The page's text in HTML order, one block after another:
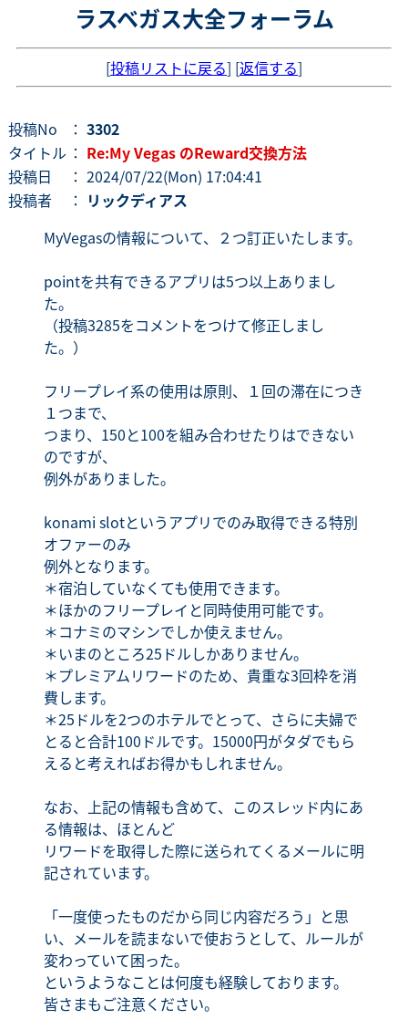
ラスベガス大全フォーラム
[投稿リストに戻る] [返信する]
投稿No ： 3302
タイトル ： Re:My Vegas のReward交換方法
投稿日
： 2024/07/22(Mon) 17:04:41
投稿者
： リックディアス
MyVegasの情報について、２つ訂正いたします。
pointを共有できるアプリは5つ以上ありまし
た。
（投稿3285をコメントをつけて修正しまし
た。）
フリープレイ系の使用は原則、１回の滞在につき
１つまで、
つまり、150と100を組み合わせたりはできない
のですが、
例外がありました。
konami slotというアプリでのみ取得できる特別
オファーのみ
例外となります。
＊宿泊していなくても使用できます。
＊ほかのフリープレイと同時使用可能です。
＊コナミのマシンでしか使えません。
＊いまのところ25ドルしかありません。
＊プレミアムリワードのため、貴重な3回枠を消
費します。
＊25ドルを2つのホテルでとって、さらに夫婦で
とると合計100ドルです。15000円がタダでもら
えると考えればお得かもしれません。
なお、上記の情報も含めて、このスレッド内にあ
る情報は、ほとんど
リワードを取得した際に送られてくるメールに明
記されています。
「一度使ったものだから同じ内容だろう」と思
い、メールを読まないで使おうとして、ルールが
変わっていて困った。
というようなことは何度も経験しております。
皆さまもご注意ください。